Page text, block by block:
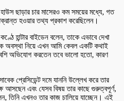
হাউস ছাড়ার চার মাসেরও কম সময়ের মধ্যে, গত
হওয়ার তথ্য প্রকাশ করেছিলেন।
হান্টার বাইডেন বলেন, তাকে এভাবে দেখা
অবস্থা নিয়ে এখন আমি কেবল একটি কথাই
অভিযোগ করতেন তবে ভালো হতো, কারণ
প্রেসিডেন্ট দমে যাননি উল্লেখ করে তার
আসছেন এবং যেসব বিষয় তার কাছে গুরুত্বপূর্ণ,
তিনি এখনও তার কাজ চালিয়ে যাচ্ছেন। এই